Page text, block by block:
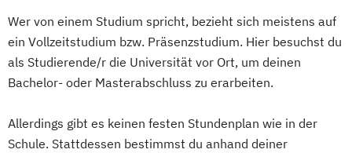
Wer von einem Studium spricht, bezieht sich meistens auf
ein Vollzeitstudium bzw. Präsenzstudium. Hier besuchst du
als Studierende/r die Universität vor Ort, um deinen
Bachelor- oder Masterabschluss zu erarbeiten.
Allerdings gibt es keinen festen Stundenplan wie in der
Schule. Stattdessen bestimmst du anhand deiner